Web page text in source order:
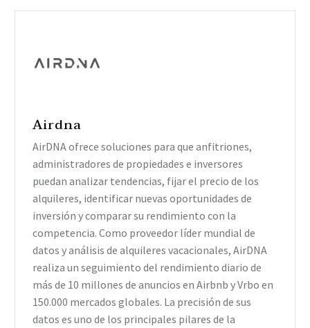
Airdna
AirDNA ofrece soluciones para que anfitriones,
administradores de propiedades e inversores
puedan analizar tendencias, fijar el precio de los
alquileres, identificar nuevas oportunidades de
inversión y comparar su rendimiento con la
competencia. Como proveedor líder mundial de
datos y análisis de alquileres vacacionales, AirDNA
realiza un seguimiento del rendimiento diario de
más de 10 millones de anuncios en Airbnb y Vrbo en
150.000 mercados globales. La precisión de sus
datos es uno de los principales pilares de la